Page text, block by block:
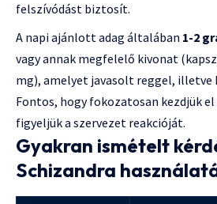
felszívódást biztosít.
A napi ajánlott adag általában 1-2
vagy annak megfelelő kivonat
mg), amelyet javasolt reggel, illetve
Fontos, hogy fokozatosan kezdjük
figyeljük a szervezet reakcióját.
Gyakran ismételt
Schizandra